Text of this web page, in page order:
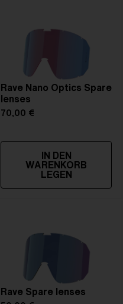
Rave Nano Optics Spare
lenses
70,00 €
IN DEN
WARENKORB
LEGEN
Rave Spare lenses